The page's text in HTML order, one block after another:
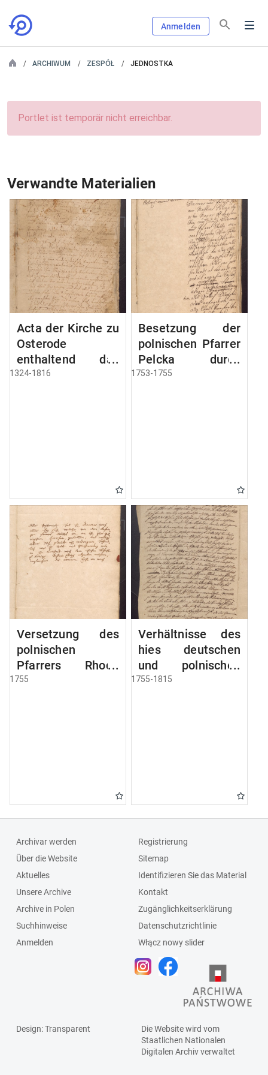
Anmelden
ARCHIWUM ZESPÓŁ JEDNOSTKA
Portlet ist temporär nicht erreichbar.
Verwandte Materialien
Acta der Kirche zu
Osterode
enthaltend das
Privilegium der
1324-1816
Besetzung der
polnischen Pfarrer
Pelcka durch
Roektor Rhode
1753-1755
Versetzung des
polnischen
Pfarrers Rhode
nach Deutsch
1755
Verhältnisse des
hies deutschen
und polnischen
Pfarrers
1755-1815
Archivar werden
Über die Website
Aktuelles
Unsere Archive
Archive in Polen
Suchhinweise
Anmelden
Registrierung
Sitemap
Identifizieren Sie das Material
Kontakt
Zugänglichkeitserklärung
Datenschutzrichtlinie
Włącz nowy slider
Design: Transparent
Die Website wird vom
Staatlichen Nationalen
Digitalen Archivverwaltet